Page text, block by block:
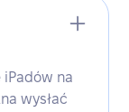
iPadów na
wysłać